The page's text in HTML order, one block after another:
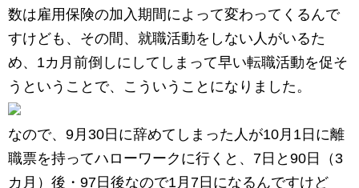
数は雇用保険の加入期間によって変わってくるんで
すけども、その間、就職活動をしない人がいるた
め、1カ月前倒しにしてしまって早い転職活動を促そ
うということで、こういうことになりました。
なので、9月30日に辞めてしまった人が10月1日に離
職票を持ってハローワークに行くと、7日と90日（3
カ月）後・97日後なので1月7日になるんですけど